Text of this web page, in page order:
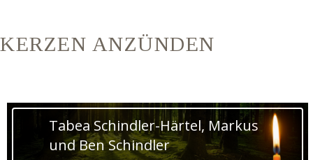
KERZEN ANZÜNDEN
Tabea Schindler-Härtel, Markus
und Ben Schindler